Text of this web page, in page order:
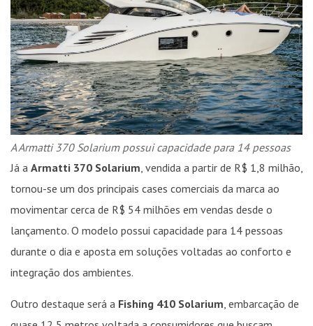
A Armatti 370 Solarium possui capacidade para 14 pessoas
Já a Armatti 370 Solarium , vendida a partir de R$ 1,8 milhão,
tornou-se um dos principais cases comerciais da marca ao
movimentar cerca de R$ 54 milhões em vendas desde o
lançamento. O modelo possui capacidade para 14 pessoas
durante o dia e aposta em soluções voltadas ao conforto e
integração dos ambientes.
Outro destaque será a Fishing 410 Solarium , embarcação de